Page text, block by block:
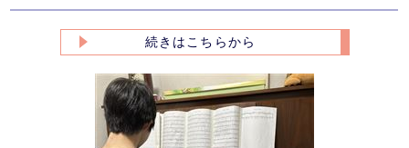
続きはこちらから